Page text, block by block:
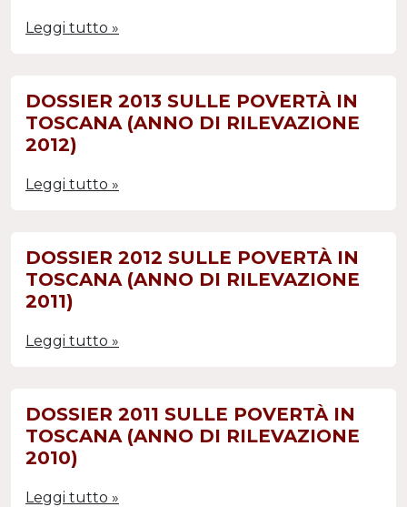
Leggi tutto »
DOSSIER 2013 SULLE POVERTÀ IN
TOSCANA (ANNO DI RILEVAZIONE
2012)
Leggi tutto »
DOSSIER 2012 SULLE POVERTÀ IN
TOSCANA (ANNO DI RILEVAZIONE
2011)
Leggi tutto »
DOSSIER 2011 SULLE POVERTÀ IN
TOSCANA (ANNO DI RILEVAZIONE
2010)
Leggi tutto »